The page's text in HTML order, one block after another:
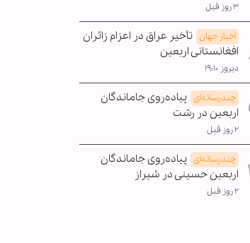
۳ روز قبل
اخبار جهان تأخیر عراق در اعزام زائران
افغانستانی اربعین
دیروز ۱۹:۱۰
چندرسانه‌ای پیاده‌روی جاماندگان
اربعین در رشت
۲ روز قبل
چندرسانه‌ای پیاده‌روی جاماندگان
اربعین حسینی در شیراز
۲ روز قبل